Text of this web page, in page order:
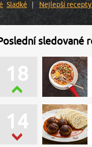
Sladké
Nejlepší
sledované
18
14